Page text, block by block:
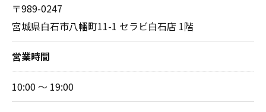
〒989-0247
宮城県白石市八幡町11-1 セラビ白石店 1階
営業時間
10:00 ～ 19:00